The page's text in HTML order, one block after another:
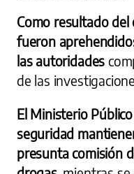
Como resultado
fueron
las autoridades
de las
El Ministerio
seguridad
presunta comisión